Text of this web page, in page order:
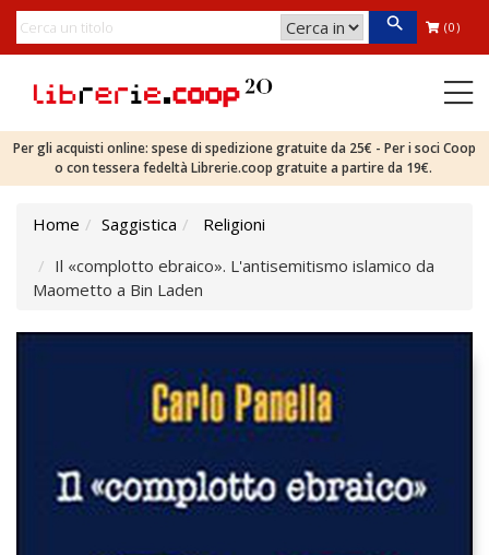
(0)
Per gli acquisti online: spese di spedizione gratuite da 25€ - Per i soci Coop
o con tessera fedeltà Librerie.coop gratuite a partire da 19€.
Home Saggistica
Religioni
Il «complotto ebraico». L'antisemitismo islamico da
Maometto a Bin Laden